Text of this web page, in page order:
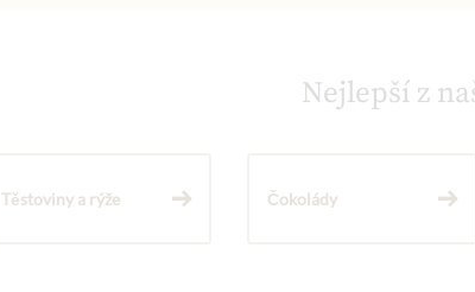
Nejlepší z
Těstoviny a rýže Čokolády